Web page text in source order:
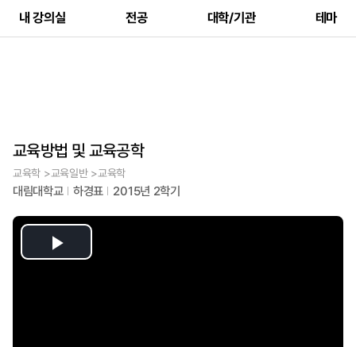
내 강의실 전공 대학/기관 테마
교육방법 및 교육공학
교육학 >교육일반 >교육학
대림대학교 하경표 2015년 2학기
Play